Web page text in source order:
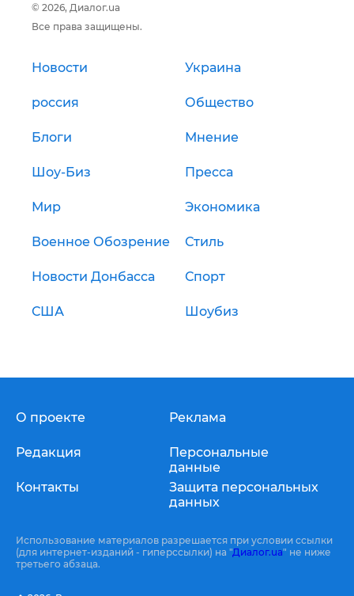
© 2026, Диалог.ua
Все права защищены.
Новости Украина
россия Общество
Блоги Мнение
Шоу-Биз Пресса
Мир Экономика
Военное Обозрение Стиль
Новости Донбасса Спорт
США Шоубиз
О проекте
Редакция
Контакты
Реклама
Персональные
данные
Защита персональных
данных
Использование материалов разрешается при условии ссылки
(для интернет-изданий - гиперссылки) на "Диалог.ua" не ниже
третьего абзаца.